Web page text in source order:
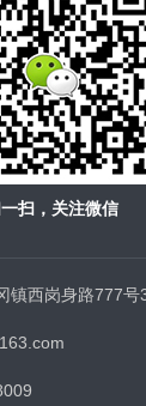
扫，关注微信
镇西岗身路777号